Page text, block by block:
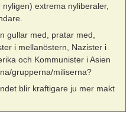
extrema nyliberaler,
gullar med, pratar med,
i mellanöstern, Nazister i
och Kommunister i Asien
grupperna/miliserna?
blir kraftigare ju mer makt